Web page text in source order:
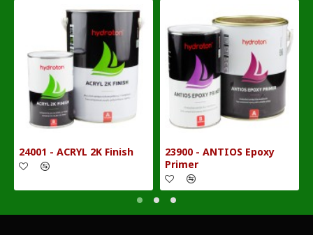
24001 - ACRYL 2K Finish
23900 - ANTIOS Epoxy
Primer